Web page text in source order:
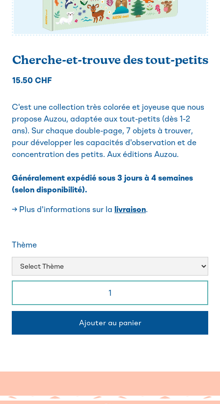
Cherche-et-trouve des tout-petits
15.50 CHF
C'est une collection très colorée et joyeuse que nous
propose Auzou, adaptée aux tout-petits (dès 1-2
ans). Sur chaque double-page, 7 objets à trouver,
pour développer les capacités d'observation et de
concentration des petits. Aux éditions Auzou.
Généralement expédié sous 3 jours à 4 semaines
(selon disponibilité).
→ Plus d'informations sur la livraison.
Thème